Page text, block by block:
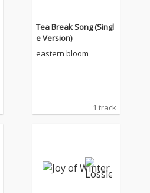
Tea Break Song (Singl
e Version)
eastern bloom
1 track